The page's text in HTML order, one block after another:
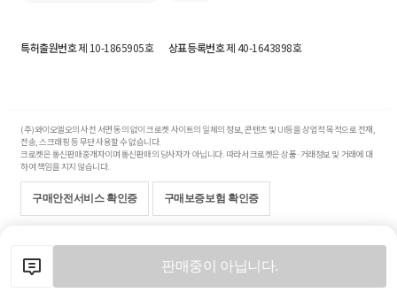
판매중이 아닙니다.
특허출원번호제 10-1865905호 상표등록번호제 40-1643898호
(주)와이오엘오의 사전 서면 동의 없이 크로켓 사이트의 일체의 정보, 콘텐츠 및 UI등을 상업적 목적으로 전재,
전송, 스크래핑 등 무단 사용할 수 없습니다.
크로켓은 통신판매중개자이며 통신판매의 당사자가 아닙니다. 따라서 크로켓은 상품·거래정보 및 거래에 대
하여 책임을 지지 않습니다.
구매안전서비스 확인증 구매보증보험 확인증